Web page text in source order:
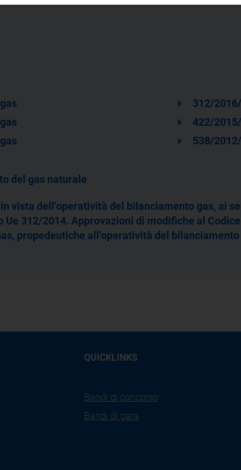
312/
422/
538/
del gas naturale
vista dell’operatività del bilanciamento gas, ai
Ue 312/2014. Approvazioni di modifiche al
propedeutiche all’operatività del bilanciamento
QUICKLINKS
Bandi di concorso
Bandi di gara